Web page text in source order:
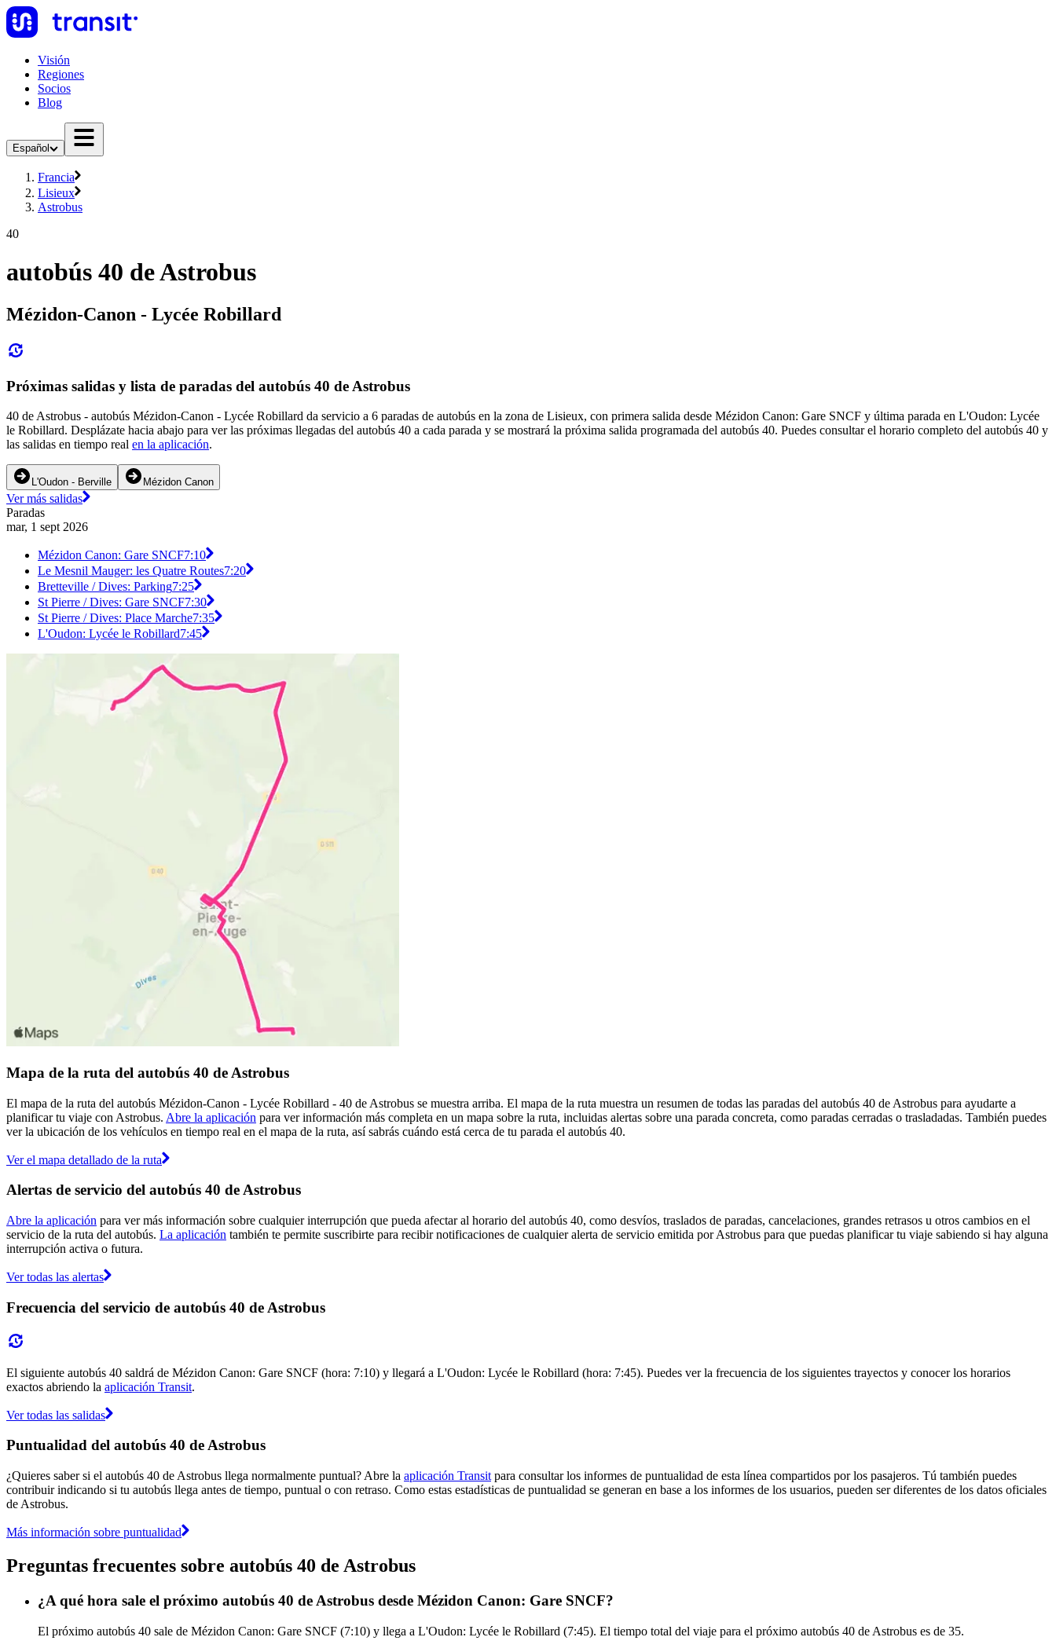
Visión
Regiones
Socios
Blog
Español
Francia
Lisieux
Astrobus
40
autobús 40 de Astrobus
Mézidon-Canon - Lycée Robillard
Próximas salidas y lista de paradas del autobús 40 de Astrobus
40 de Astrobus - autobús Mézidon-Canon - Lycée Robillard da servicio a 6 paradas de autobús en la zona de Lisieux, con primera salida desde Mézidon Canon: Gare SNCF y última parada en L'Oudon: Lycée
le Robillard. Desplázate hacia abajo para ver las próximas llegadas del autobús 40 a cada parada y se mostrará la próxima salida programada del autobús 40. Puedes consultar el horario completo del autobús 40 y
las salidas en tiempo real en la aplicación.
L'Oudon - Berville Mézidon Canon
Ver más salidas
Paradas
mar, 1 sept 2026
Mézidon Canon: Gare SNCF7:10
Le Mesnil Mauger: les Quatre Routes7:20
Bretteville / Dives: Parking7:25
St Pierre / Dives: Gare SNCF7:30
St Pierre / Dives: Place Marche7:35
L'Oudon: Lycée le Robillard7:45
Mapa de la ruta del autobús 40 de Astrobus
El mapa de la ruta del autobús Mézidon-Canon - Lycée Robillard - 40 de Astrobus se muestra arriba. El mapa de la ruta muestra un resumen de todas las paradas del autobús 40 de Astrobus para ayudarte a
planificar tu viaje con Astrobus. Abre la aplicación para ver información más completa en un mapa sobre la ruta, incluidas alertas sobre una parada concreta, como paradas cerradas o trasladadas. También puedes
ver la ubicación de los vehículos en tiempo real en el mapa de la ruta, así sabrás cuándo está cerca de tu parada el autobús 40.
Ver el mapa detallado de la ruta
Alertas de servicio del autobús 40 de Astrobus
Abre la aplicación para ver más información sobre cualquier interrupción que pueda afectar al horario del autobús 40, como desvíos, traslados de paradas, cancelaciones, grandes retrasos u otros cambios en el
servicio de la ruta del autobús. La aplicación también te permite suscribirte para recibir notificaciones de cualquier alerta de servicio emitida por Astrobus para que puedas planificar tu viaje sabiendo si hay alguna
interrupción activa o futura.
Ver todas las alertas
Frecuencia del servicio de autobús 40 de Astrobus
El siguiente autobús 40 saldrá de Mézidon Canon: Gare SNCF (hora: 7:10) y llegará a L'Oudon: Lycée le Robillard (hora: 7:45). Puedes ver la frecuencia de los siguientes trayectos y conocer los horarios
exactos abriendo la aplicación Transit.
Ver todas las salidas
Puntualidad del autobús 40 de Astrobus
¿Quieres saber si el autobús 40 de Astrobus llega normalmente puntual? Abre la aplicación Transit para consultar los informes de puntualidad de esta línea compartidos por los pasajeros. Tú también puedes
contribuir indicando si tu autobús llega antes de tiempo, puntual o con retraso. Como estas estadísticas de puntualidad se generan en base a los informes de los usuarios, pueden ser diferentes de los datos oficiales
de Astrobus.
Más información sobre puntualidad
Preguntas frecuentes sobre autobús 40 de Astrobus
¿A qué hora sale el próximo autobús 40 de Astrobus desde Mézidon Canon: Gare SNCF?
El próximo autobús 40 sale de Mézidon Canon: Gare SNCF (7:10) y llega a L'Oudon: Lycée le Robillard (7:45). El tiempo total del viaje para el próximo autobús 40 de Astrobus es de 35.